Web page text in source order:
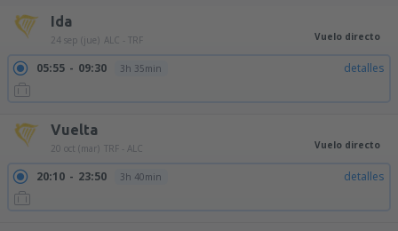
Ida
24 sep (jue) ALC - TRF Vuelo directo
05:55 09:30 3h 35min detalles
Vuelta
20 oct (mar) TRF - ALC Vuelo directo
20:10 23:50 3h 40min detalles